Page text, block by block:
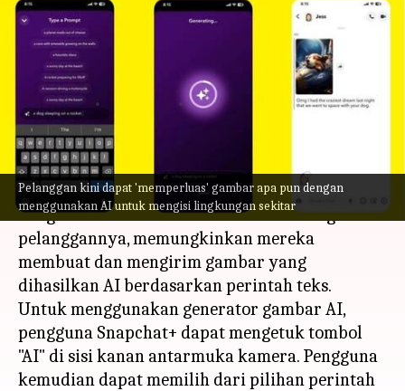
Pelanggan kini dapat 'memperluas' gambar apa pun dengan
menggunakan AI untuk mengisi lingkungan sekitar
Pelanggan Snapchat+ kini
dapat berbagi foto yang
dihasilkan AI: Begini caranya
menulis Bob 10:12 am
Apa ceritanya
Snapchat meningkatkan permainan AI-nya
dengan meluncurkan fitur-fitur baru bagi
pelanggannya, memungkinkan mereka
membuat dan mengirim gambar yang
dihasilkan AI berdasarkan perintah teks.
Untuk menggunakan generator gambar AI,
pengguna Snapchat+ dapat mengetuk tombol
"AI" di sisi kanan antarmuka kamera. Pengguna
kemudian dapat memilih dari pilihan perintah